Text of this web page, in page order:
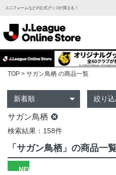
ユニフォームなどの公式グッズが買える！
TOP サガン鳥栖 の商品一覧
絞り込
サガン鳥栖
検索結果：158件
「サガン鳥栖」の商品一
NEW